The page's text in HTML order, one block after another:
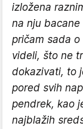
izložena
na nju
pričam sada
videli, što ne
dokazivati, to
pored svih
pendrek, kao
najblažih